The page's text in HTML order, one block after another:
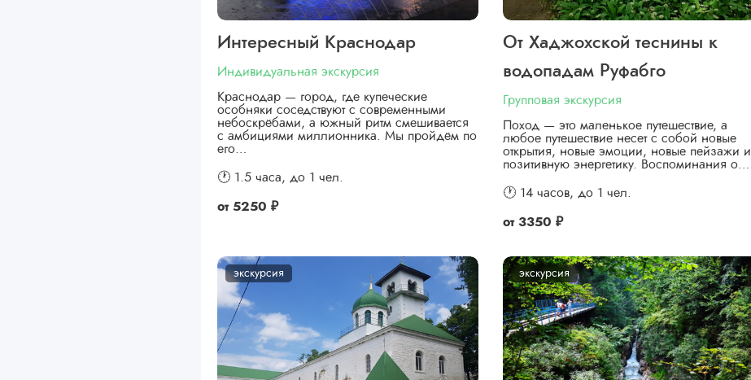
Интересный Краснодар
Индивидуальная экскурсия
Краснодар — город, где купеческие
особняки соседствуют с современными
небоскрёбами, а южный ритм смешивается
с амбициями миллионника. Мы пройдём по
его…
🕐 1.5 часа, до 1 чел.
от 5250 ₽
От Хаджохской теснины к
водопадам Руфабго
Групповая экскурсия
Поход — это маленькое путешествие, а
любое путешествие несет с собой новые
открытия, новые эмоции, новые пейзажи и
позитивную энергетику. Воспоминания о…
🕐 14 часов, до 1 чел.
от 3350 ₽
экскурсия экскурсия